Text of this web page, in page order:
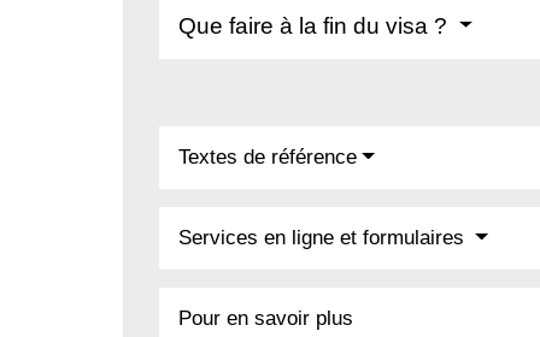
Que faire à la fin du visa ?
Textes de référence
Services en ligne et formulaires
Pour en savoir plus